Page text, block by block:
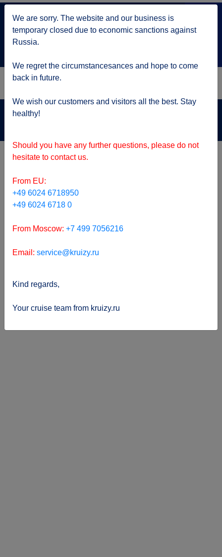
по Москве
service@kruizy.ru
Актуальная информация о короне вирусе
ТОП предложения
We are sorry. The website and our business is
temporary closed due to economic sanctions against
Russia.
We regret the circumstancesances and hope to come
back in future.
We wish our customers and visitors all the best. Stay
healthy!
Should you have any further questions, please do not
hesitate to contact us.
From EU:
+49 6024 6718950
+49 6024 6718 0
From Moscow: +7 499 7056216
Email: service@kruizy.ru
Kind regards,
Your cruise team from kruizy.ru